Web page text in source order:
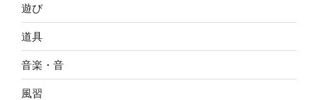
遊び
道具
音楽・音
風習